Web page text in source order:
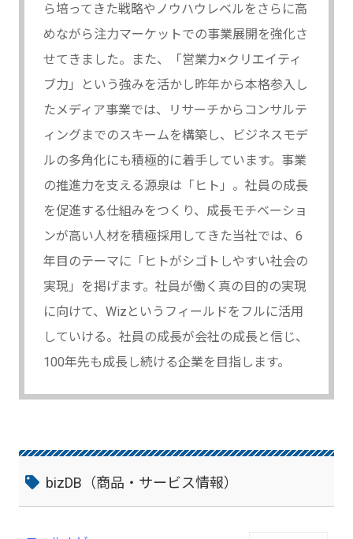
ら培ってきた戦略やノウハウレベルをさらに高
めながら注力マーケットでの事業展開を強化さ
せてきました。また、「営業力×クリエイティ
ブ力」という強みを活かし昨年から本格参入し
たメディア事業では、リサーチからコンサルテ
ィングまでのスキームを構築し、ビジネスモデ
ルの多角化にも積極的に着手しています。事業
の推進力を支える源泉は「ヒト」。社員の成長
を促進する仕組みをつくり、成長モチベーショ
ンが高い人材を積極採用してきた当社では、6
年目のテーマに「ヒトがシゴトしやすい社会の
実現」を掲げます。社員が働く真の目的の実現
に向けて、Wizというフィールドをフルに活用
していける。社員の成長が会社の成長と信じ、
100年先も成長し続ける企業を目指します。
bizDB（商品・サービス情報）